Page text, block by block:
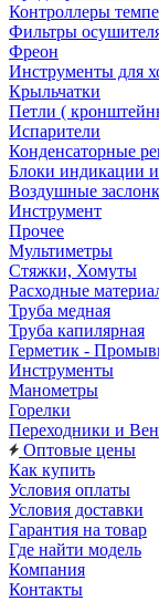
Контроллеры
Фильтры
Фреон
Инструменты для
Крыльчатки
Петли (
Испарители
Конденсаторные
Блоки индикации
Воздушные
Инструмент
Прочее
Мультиметры
Стяжки, Хомуты
Расходные
Труба медная
Труба капилярная
Герметик -
Инструменты
Манометры
Горелки
Переходники и
Оптовые цены
Как купить
Условия оплаты
Условия доставки
Гарантия на товар
Где найти модель
Компания
Контакты